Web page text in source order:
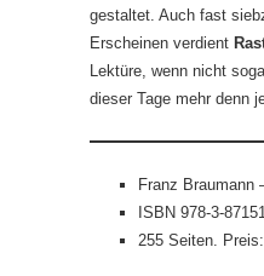
gestaltet. Auch fast
Erscheinen verdient
Lektüre, wenn nicht
dieser Tage mehr denn
Franz Braumann
ISBN 978-3-
255 Seiten.